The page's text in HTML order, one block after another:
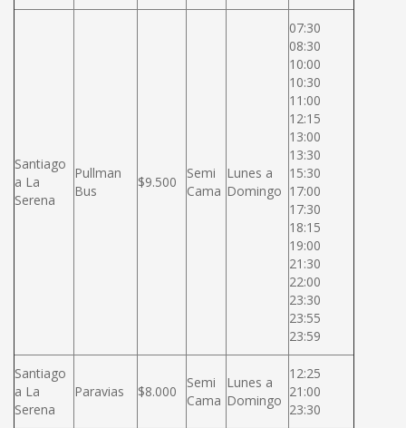
Santiago
a La
Serena
Pullman
Bus
$9.500
Semi
Cama
Lunes a
Domingo
07:30
08:30
10:00
10:30
11:00
12:15
13:00
13:30
15:30
17:00
17:30
18:15
19:00
21:30
22:00
23:30
23:55
23:59
Santiago
a La
Serena
Paravias $8.000
Semi
Cama
Lunes a
Domingo
12:25
21:00
23:30